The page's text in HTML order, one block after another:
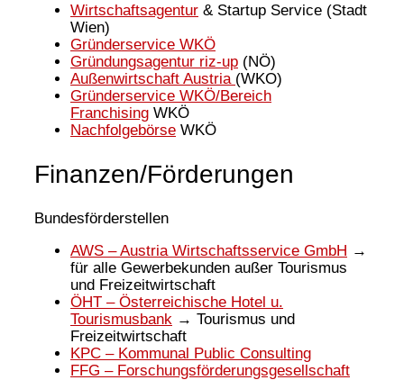
Wirtschaftsagentur & Startup Service (Stadt
Wien)
Gründerservice WKÖ
Gründungsagentur riz-up (NÖ)
Außenwirtschaft Austria (WKO)
Gründerservice WKÖ/Bereich
Franchising WKÖ
Nachfolgebörse WKÖ
Finanzen/Förderungen
Bundesförderstellen
AWS – Austria Wirtschaftsservice GmbH →
für alle Gewerbekunden außer Tourismus
und Freizeitwirtschaft
ÖHT – Österreichische Hotel u.
Tourismusbank → Tourismus und
Freizeitwirtschaft
KPC – Kommunal Public Consulting
FFG – Forschungsförderungsgesellschaft